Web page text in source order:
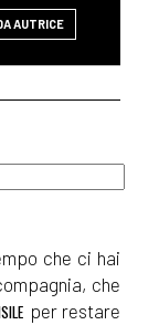
AUTRICE
che ci hai
che
per restare